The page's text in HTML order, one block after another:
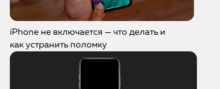
iPhone не включается — что делать и
как устранить поломку